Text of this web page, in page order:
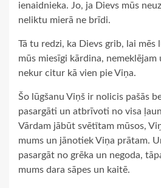
ienaidnieka. Jo, ja Dievs mūs
neliktu mierā ne brīdi.
Tā tu redzi, ka Dievs grib, lai mēs
mūs miesīgi kārdina, nemeklējam
nekur citur kā vien pie Viņa.
Šo lūgšanu Viņš ir nolicis pašās
pasargāti un atbrīvoti no visa
Vārdam jābūt svētītam mūsos,
mums un jānotiek Viņa prātam.
pasargāt no grēka un negoda,
mums dara sāpes un kaitē.